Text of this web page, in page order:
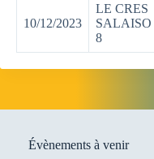
10/12/2023
LE CRES
SALAISO
8
Évènements à venir